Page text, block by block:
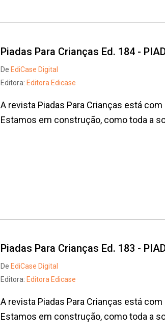
Piadas Para Crianças Ed. 184 -
De EdiCase Digital
Editora: Editora Edicase
A revista Piadas Para Crianças está
Estamos em construção, como toda a
Piadas Para Crianças Ed. 183 -
De EdiCase Digital
Editora: Editora Edicase
A revista Piadas Para Crianças está
Estamos em construção, como toda a